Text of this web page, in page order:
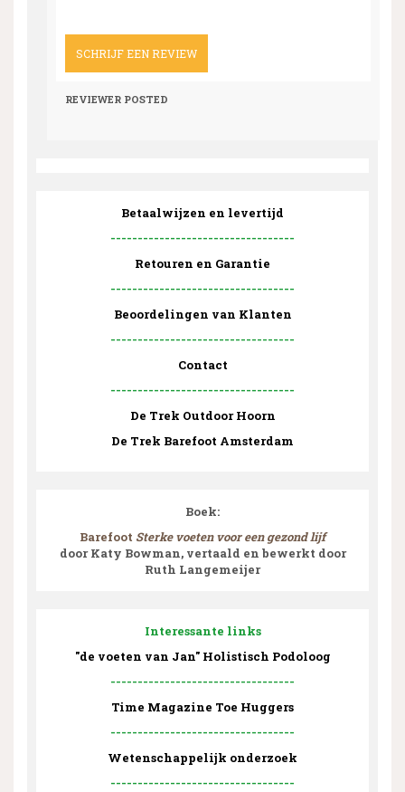
SCHRIJF EEN REVIEW
REVIEWER POSTED
Betaalwijzen en levertijd
----------------------------------
Retouren en Garantie
----------------------------------
Beoordelingen van Klanten
----------------------------------
Contact
----------------------------------
De Trek Outdoor Hoorn
De Trek Barefoot Amsterdam
Boek:
Barefoot Sterke voeten voor een gezond lijf
door Katy Bowman, vertaald en bewerkt door
Ruth Langemeijer
Interessante links
"de voeten van Jan" Holistisch Podoloog
----------------------------------
Time Magazine Toe Huggers
----------------------------------
Wetenschappelijk onderzoek
----------------------------------